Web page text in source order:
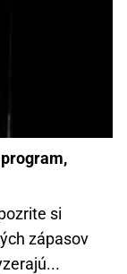
si
zápasov